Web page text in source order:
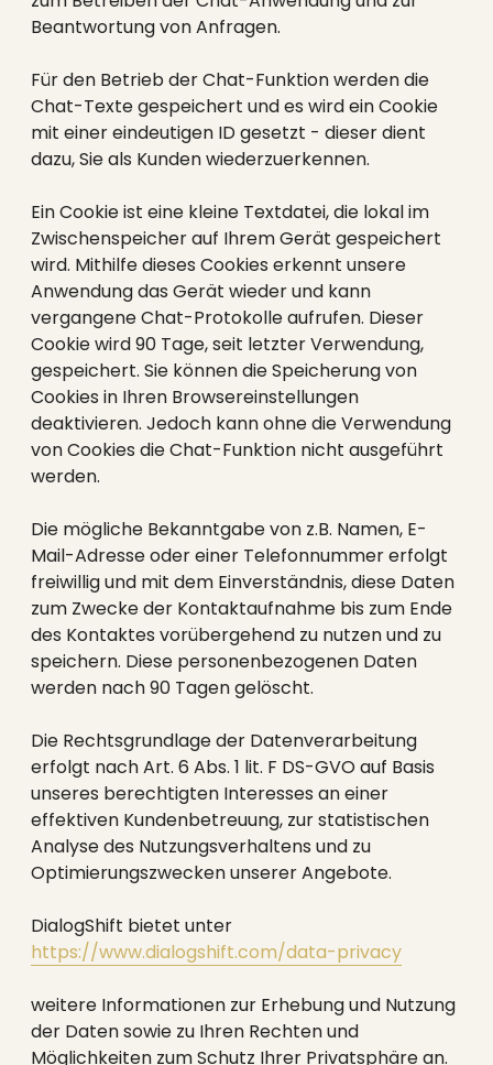
Beantwortung von Anfragen.
Für den Betrieb der Chat-Funktion werden die
Chat-Texte gespeichert und es wird ein Cookie
mit einer eindeutigen ID gesetzt - dieser dient
dazu, Sie als Kunden wiederzuerkennen.
Ein Cookie ist eine kleine Textdatei, die lokal im
Zwischenspeicher auf Ihrem Gerät gespeichert
wird. Mithilfe dieses Cookies erkennt unsere
Anwendung das Gerät wieder und kann
vergangene Chat-Protokolle aufrufen. Dieser
Cookie wird 90 Tage, seit letzter Verwendung,
gespeichert. Sie können die Speicherung von
Cookies in Ihren Browsereinstellungen
deaktivieren. Jedoch kann ohne die Verwendung
von Cookies die Chat-Funktion nicht ausgeführt
werden.
Die mögliche Bekanntgabe von z.B. Namen, E-
Mail-Adresse oder einer Telefonnummer erfolgt
freiwillig und mit dem Einverständnis, diese Daten
zum Zwecke der Kontaktaufnahme bis zum Ende
des Kontaktes vorübergehend zu nutzen und zu
speichern. Diese personenbezogenen Daten
werden nach 90 Tagen gelöscht.
Die Rechtsgrundlage der Datenverarbeitung
erfolgt nach Art. 6 Abs. 1 lit. F DS-GVO auf Basis
unseres berechtigten Interesses an einer
effektiven Kundenbetreuung, zur statistischen
Analyse des Nutzungsverhaltens und zu
Optimierungszwecken unserer Angebote.
DialogShift bietet unter
https://www.dialogshift.com/data-privacy
weitere Informationen zur Erhebung und Nutzung
der Daten sowie zu Ihren Rechten und
Möglichkeiten zum Schutz Ihrer Privatsphäre an.